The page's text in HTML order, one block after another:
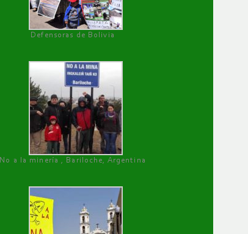
Defensoras de Bolivia
No a la minería , Bariloche, Argentina